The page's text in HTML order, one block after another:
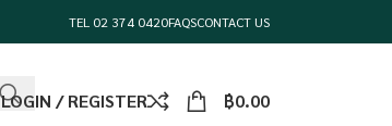
TEL 02 374 0420FAQSCONTACT US
LOGIN / REGISTER ฿0.00